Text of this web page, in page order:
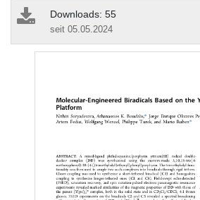
Downloads: 55
seit 05.05.2024